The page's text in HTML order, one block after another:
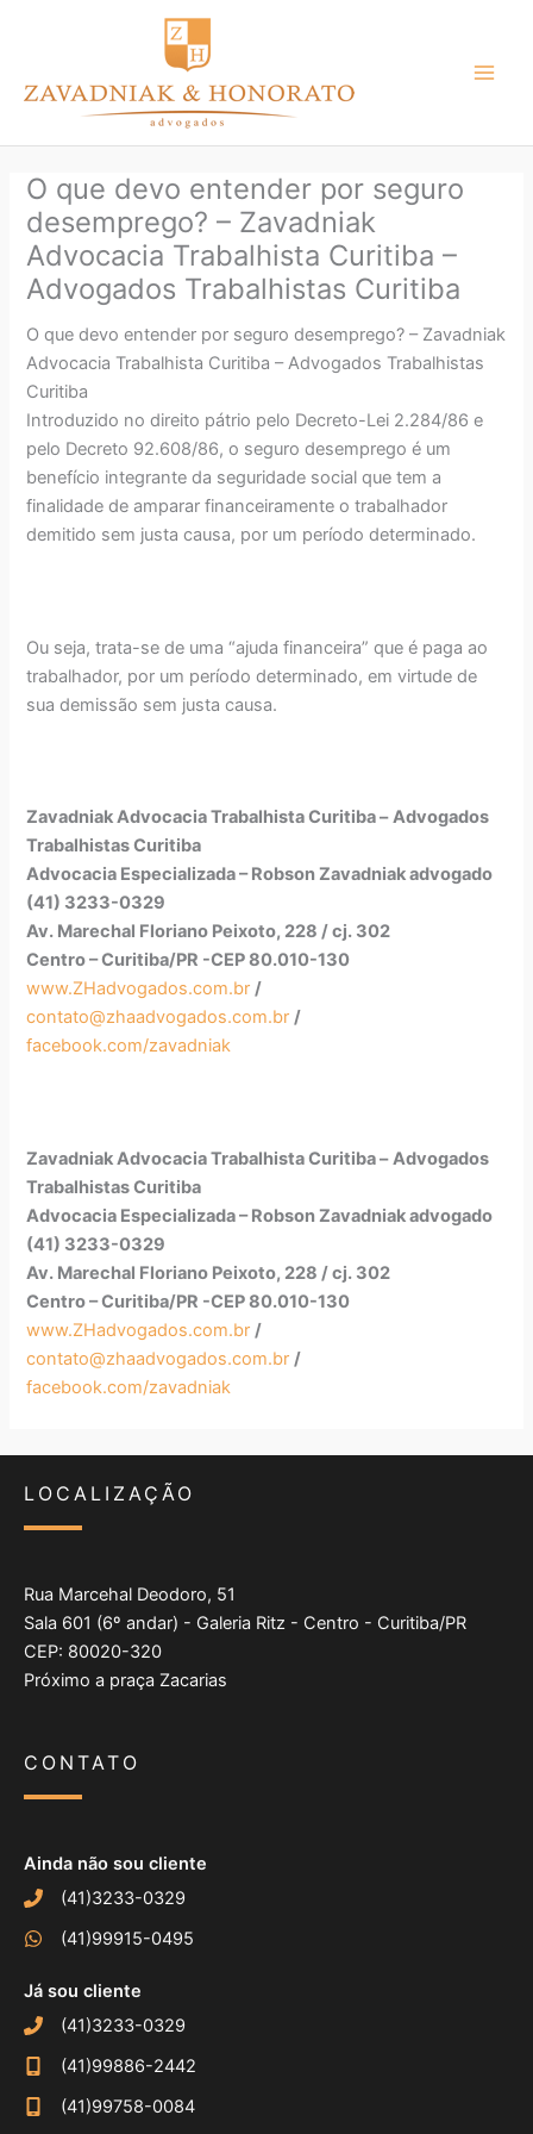
conteúdo
O que devo entender por seguro
desemprego? – Zavadniak
Advocacia Trabalhista Curitiba –
Advogados Trabalhistas Curitiba
O que devo entender por seguro desemprego? – Zavadniak
Advocacia Trabalhista Curitiba – Advogados Trabalhistas
Curitiba
Introduzido no direito pátrio pelo Decreto-Lei 2.284/86 e
pelo Decreto 92.608/86, o seguro desemprego é um
benefício integrante da seguridade social que tem a
finalidade de amparar financeiramente o trabalhador
demitido sem justa causa, por um período determinado.
Ou seja, trata-se de uma “ajuda financeira” que é paga ao
trabalhador, por um período determinado, em virtude de
sua demissão sem justa causa.
Zavadniak Advocacia Trabalhista Curitiba – Advogados
Trabalhistas Curitiba
Advocacia Especializada – Robson Zavadniak advogado
(41) 3233-0329
Av. Marechal Floriano Peixoto, 228 / cj. 302
Centro – Curitiba/PR -CEP 80.010-130
www.ZHadvogados.com.br /
contato@zhaadvogados.com.br /
facebook.com/zavadniak
Zavadniak Advocacia Trabalhista Curitiba – Advogados
Trabalhistas Curitiba
Advocacia Especializada – Robson Zavadniak advogado
(41) 3233-0329
Av. Marechal Floriano Peixoto, 228 / cj. 302
Centro – Curitiba/PR -CEP 80.010-130
www.ZHadvogados.com.br /
contato@zhaadvogados.com.br /
facebook.com/zavadniak
LOCALIZAÇÃO
Rua Marcehal Deodoro, 51
Sala 601 (6º andar) - Galeria Ritz - Centro - Curitiba/PR
CEP: 80020-320
Próximo a praça Zacarias
CONTATO
Ainda não sou cliente
(41)3233-0329
(41)99915-0495
Já sou cliente
(41)3233-0329
(41)99886-2442
(41)99758-0084